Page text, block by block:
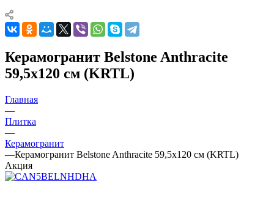
Керамогранит Belstone Anthracite
59,5x120 см (KRTL)
Главная
—
Плитка
—
Керамогранит
—Керамогранит Belstone Anthracite 59,5x120 см (KRTL)
Акция